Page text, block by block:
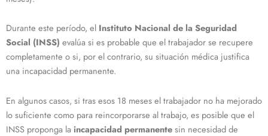
Durante este período, el Instituto Nacional de la Seguridad
Social (INSS) evalúa si es probable que el trabajador se recupere
completamente o si, por el contrario, su situación médica justifica
una incapacidad permanente.
En algunos casos, si tras esos 18 meses el trabajador no ha mejorado
lo suficiente como para reincorporarse al trabajo, es posible que el
INSS proponga la incapacidad permanentesin necesidad de